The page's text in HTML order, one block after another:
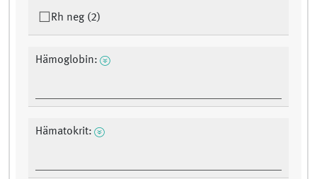
Rh neg (2)
Hämoglobin:
Hämatokrit: